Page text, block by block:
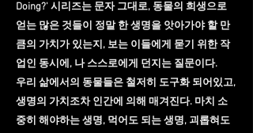
Doing?' 시리즈는 문자 그대로, 동물의 희생으로
얻는 많은 것들이 정말 한 생명을 앗아가야 할 만
큼의 가치가 있는지, 보는 이들에게 묻기 위한 작
업인 동시에, 나 스스로에게 던지는 질문이다.
우리 삶에서의 동물들은 철저히 도구화 되어있고,
생명의 가치조차 인간에 의해 매겨진다. 마치 소
중히 해야하는 생명, 먹어도 되는 생명, 괴롭혀도